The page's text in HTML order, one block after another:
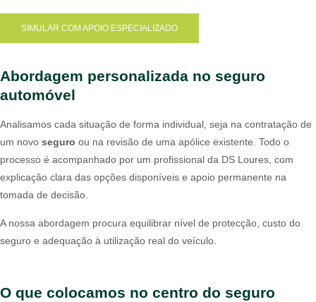
SIMULAR COM APOIO ESPECIALIZADO
Abordagem personalizada no seguro
automóvel
Analisamos cada situação de forma individual, seja na contratação de
um novo seguro ou na revisão de uma apólice existente. Todo o
processo é acompanhado por um profissional da DS Loures, com
explicação clara das opções disponíveis e apoio permanente na
tomada de decisão.
A nossa abordagem procura equilibrar nível de protecção, custo do
seguro e adequação à utilização real do veículo.
O que colocamos no centro do seguro